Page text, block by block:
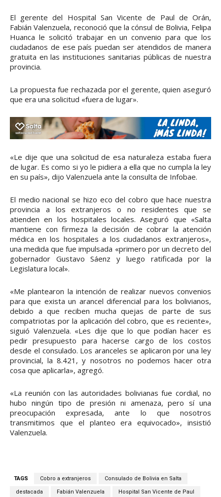
El gerente del Hospital San Vicente de Paul de Orán,
Fabián Valenzuela, reconoció que la cónsul de Bolivia, Felipa
Huanca le solicitó trabajar en un convenio para que los
ciudadanos de ese país puedan ser atendidos de manera
gratuita en las instituciones sanitarias públicas de nuestra
provincia.
La propuesta fue rechazada por el gerente, quien aseguró
que era una solicitud «fuera de lugar».
«Le dije que una solicitud de esa naturaleza estaba fuera
de lugar. Es como si yo le pidiera a ella que no cumpla la ley
en su país», dijo Valenzuela ante la consulta de Infobae.
El medio nacional se hizo eco del cobro que hace nuestra
provincia a los extranjeros o no residentes que se
atienden en los hospitales locales. Aseguró que «Salta
mantiene con firmeza la decisión de cobrar la atención
médica en los hospitales a los ciudadanos extranjeros»,
una medida que fue impulsada «primero por un decreto del
gobernador Gustavo Sáenz y luego ratificada por la
Legislatura local».
«Me plantearon la intención de realizar nuevos convenios
para que exista un arancel diferencial para los bolivianos,
debido a que reciben mucha quejas de parte de sus
compatriotas por la aplicación del cobro, que es reciente»,
siguió Valenzuela. «Les dije que lo que podían hacer es
pedir presupuesto para hacerse cargo de los costos
desde el consulado. Los aranceles se aplicaron por una ley
provincial, la 8.421, y nosotros no podemos hacer otra
cosa que aplicarla», agregó.
«La reunión con las autoridades bolivianas fue cordial, no
hubo ningún tipo de presión ni amenaza, pero sí una
preocupación expresada, ante lo que nosotros
transmitimos que el planteo era equivocado», insistió
Valenzuela.
TAGS Cobro a extranjeros Consulado de Bolivia en Salta
destacada Fabián Valenzuela Hospital San Vicente de Paul